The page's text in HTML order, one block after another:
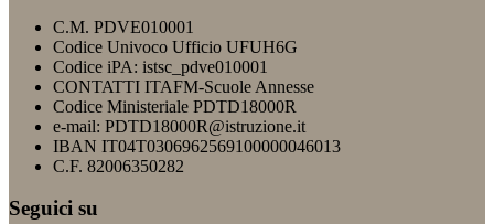
C.M. PDVE010001
Codice Univoco Ufficio UFUH6G
Codice iPA: istsc_pdve010001
CONTATTI ITAFM-Scuole Annesse
Codice Ministeriale PDTD18000R
e-mail: PDTD18000R@istruzione.it
IBAN IT04T0306962569100000046013
C.F. 82006350282
Seguici su